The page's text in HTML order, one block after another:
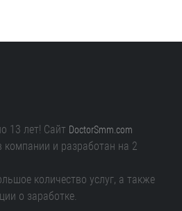
13 лет! Сайт DoctorSmm.com
компании и разработан на 2
количество услуг, а также
о заработке.